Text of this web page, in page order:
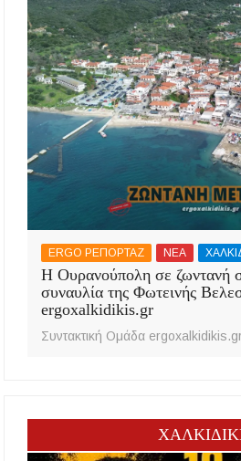
ERGO ΡΕΠΟΡΤΑΖ ΝΕΑ
Η Ουρανούπολη σε ζωντανή
συναυλία της Φωτεινής
ergoxalkidikis.gr
Συντακτική Ομάδα